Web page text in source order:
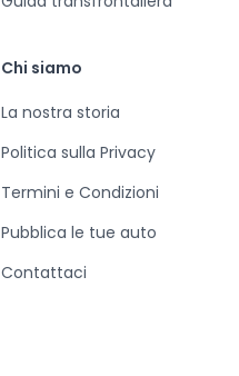
Chi siamo
La nostra storia
Politica sulla Privacy
Termini e Condizioni
Pubblica le tue auto
Contattaci